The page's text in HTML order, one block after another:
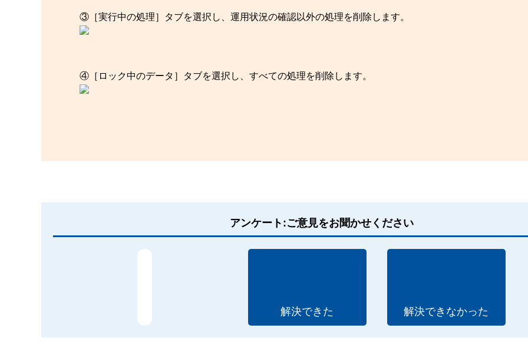
③［実行中の処理］タブを選択し、運用状況の確認以外の処理を削除します。
④［ロック中のデータ］タブを選択し、すべての処理を削除します。
アンケート:ご意見をお聞かせください
解決できた 解決できなかった